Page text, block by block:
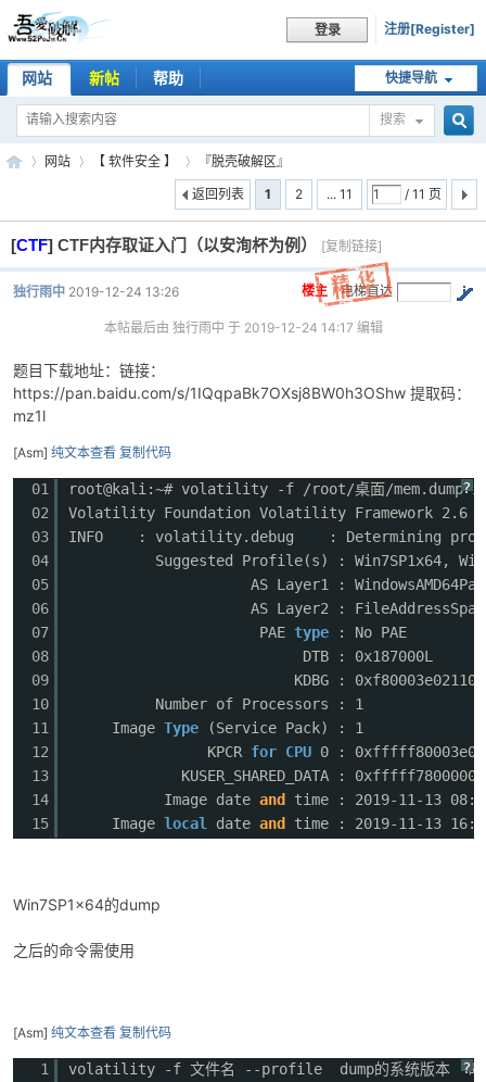
登录 注册[Register]
快捷导航
网站 新帖 帮助
搜索
吾
解
»
网站
›
【 软件安全 】
›
『脱壳破解区』
1
2 ... 11 / 11 页
返回列表
[CTF] CTF内存取证入门（以安洵杯为例） [复制链接]
电梯直达
楼主
独行雨中 2019-12-24 13:26
本帖最后由 独行雨中 于 2019-12-24 14:17 编辑
题目下载地址：链接：
https://pan.baidu.com/s/1IQqpaBk7OXsj8BW0h3OShw 提取码：
mz1l
[Asm] 纯文本查看 复制代码
?
01
02
03
04
05
06
07
08
09
10
11
12
13
14
15
root@kali:~# volatility -f /root/桌面/mem.dump
Volatility Foundation Volatility Framework 2.6
INFO : volatility.debug : Determining profile
Suggested Profile(s) : Win7SP1x64,
AS Layer1 :
AS Layer2 :
PAE type
: No PAE
DTB : 0x187000L
KDBG : 0xf80003e02110L
Number of Processors : 1
Image Type
(Service Pack) : 1
KPCR for CPU 0 :
KUSER_SHARED_DATA :
Image date and
time : 2019-11-13
Image local date and time : 2019-11-13
Win7SP1x64的dump
之后的命令需使用
[Asm] 纯文本查看 复制代码
?
1 volatility -f 文件名 --profile dump的系统版本 命